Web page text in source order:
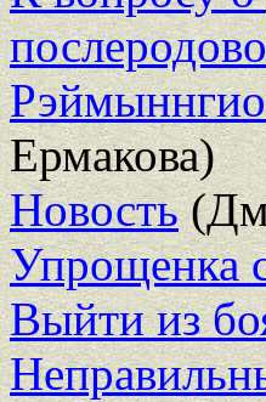
Ермакова)
Новость
Упрощенка
Выйти из